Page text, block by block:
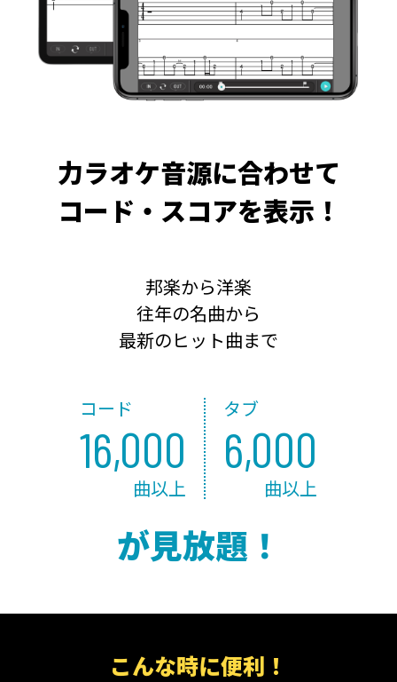
力ラオケ音源に合わせて
コード・スコアを表示！
邦楽から洋楽
往年の名曲から
最新のヒット曲まで
コード
16,000
曲以上
タブ
6,000
曲以上
が見放題！
こんな時に便利！